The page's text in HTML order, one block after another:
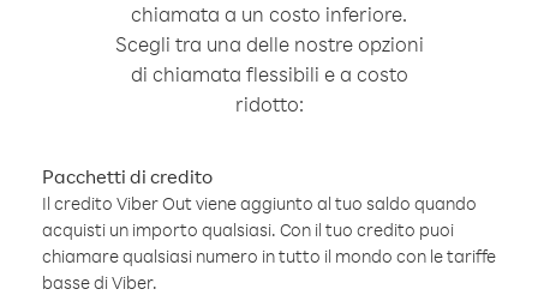
chiamata a un costo inferiore.
Scegli tra una delle nostre opzioni
di chiamata flessibili e a costo
ridotto:
Pacchetti di credito
Il credito Viber Out viene aggiunto al tuo saldo quando
acquisti un importo qualsiasi. Con il tuo credito puoi
chiamare qualsiasi numero in tutto il mondo con le tariffe
basse di Viber.